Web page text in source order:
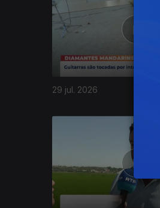
29 jul. 2026